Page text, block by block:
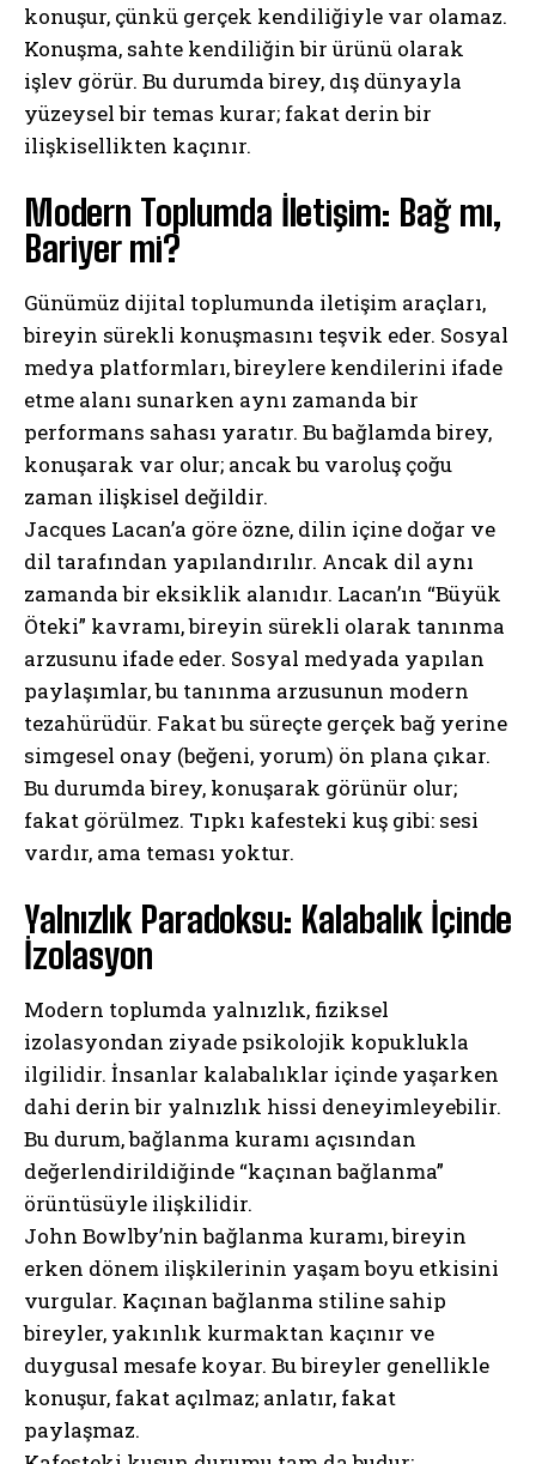
konuşur, çünkü gerçek kendiliğiyle var olamaz.
Konuşma, sahte kendiliğin bir ürünü olarak
işlev görür. Bu durumda birey, dış dünyayla
yüzeysel bir temas kurar; fakat derin bir
ilişkisellikten kaçınır.
Modern Toplumda İletişim: Bağ mı,
Bariyer mi?
Günümüz dijital toplumunda iletişim araçları,
bireyin sürekli konuşmasını teşvik eder. Sosyal
medya platformları, bireylere kendilerini ifade
etme alanı sunarken aynı zamanda bir
performans sahası yaratır. Bu bağlamda birey,
konuşarak var olur; ancak bu varoluş çoğu
zaman ilişkisel değildir.
Jacques Lacan’a göre özne, dilin içine doğar ve
dil tarafından yapılandırılır. Ancak dil aynı
zamanda bir eksiklik alanıdır. Lacan’ın “Büyük
Öteki” kavramı, bireyin sürekli olarak tanınma
arzusunu ifade eder. Sosyal medyada yapılan
paylaşımlar, bu tanınma arzusunun modern
tezahürüdür. Fakat bu süreçte gerçek bağ yerine
simgesel onay (beğeni, yorum) ön plana çıkar.
Bu durumda birey, konuşarak görünür olur;
fakat görülmez. Tıpkı kafesteki kuş gibi: sesi
vardır, ama teması yoktur.
Yalnızlık Paradoksu: Kalabalık İçinde
İzolasyon
Modern toplumda yalnızlık, fiziksel
izolasyondan ziyade psikolojik kopuklukla
ilgilidir. İnsanlar kalabalıklar içinde yaşarken
dahi derin bir yalnızlık hissi deneyimleyebilir.
Bu durum, bağlanma kuramı açısından
değerlendirildiğinde “kaçınan bağlanma”
örüntüsüyle ilişkilidir.
John Bowlby’nin bağlanma kuramı, bireyin
erken dönem ilişkilerinin yaşam boyu etkisini
vurgular. Kaçınan bağlanma stiline sahip
bireyler, yakınlık kurmaktan kaçınır ve
duygusal mesafe koyar. Bu bireyler genellikle
konuşur, fakat açılmaz; anlatır, fakat
paylaşmaz.